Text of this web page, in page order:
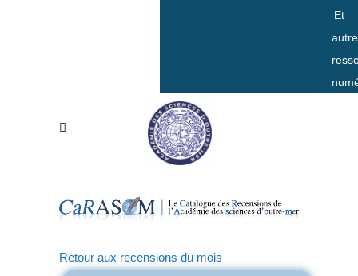
Et
Retour aux recensions du mois